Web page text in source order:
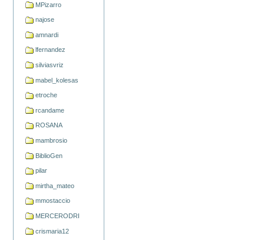
MPizarro
najose
amnardi
lfernandez
silviasvriz
mabel_kolesas
etroche
rcandame
ROSANA
mambrosio
BiblioGen
pilar
mirtha_mateo
mmostaccio
MERCERODRI
crismaria12